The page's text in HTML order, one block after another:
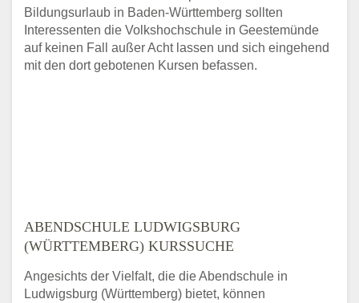
Bildungsurlaub in Baden-Württemberg sollten
Interessenten die Volkshochschule in Geestemünde
auf keinen Fall außer Acht lassen und sich eingehend
mit den dort gebotenen Kursen befassen.
ABENDSCHULE LUDWIGSBURG
(WÜRTTEMBERG) KURSSUCHE
Angesichts der Vielfalt, die die Abendschule in
Ludwigsburg (Württemberg) bietet, können